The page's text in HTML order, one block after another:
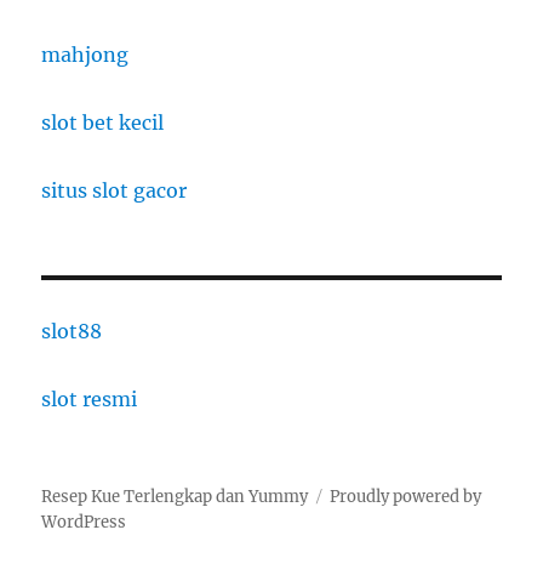
mahjong
slot bet kecil
situs slot gacor
slot88
slot resmi
Resep Kue Terlengkap dan Yummy
Proudly powered by
WordPress